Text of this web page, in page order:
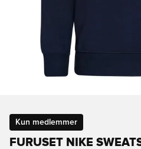
Kun medlemmer
FURUSET NIKE